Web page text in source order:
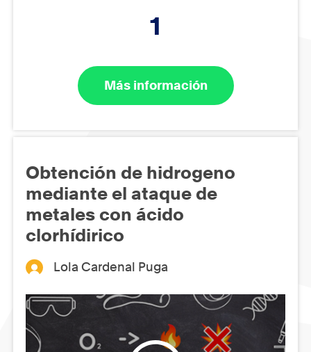
1
Más información
Obtención de hidrogeno
mediante el ataque de
metales con ácido
clorhídirico
Lola Cardenal Puga